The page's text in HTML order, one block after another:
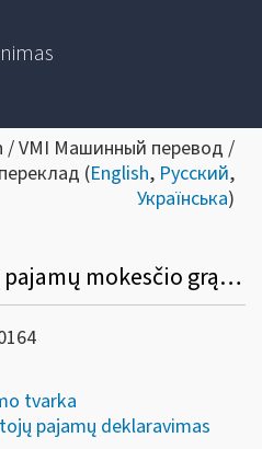
/ VMI Машинный перевод /
(English, Русский,
Українська)
Kokia yra permokėto pajamų mokesčio grąžinimo tvarka mokesčių mokėtojui, kai pajamų mokestis nuo jo gautų pajamų sumokamas kito asmens lėšomis?
tvarka
pajamų deklaravimas